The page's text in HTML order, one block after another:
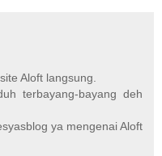
Aloft langsung.
terbayang-bayang deh
ya mengenai Aloft